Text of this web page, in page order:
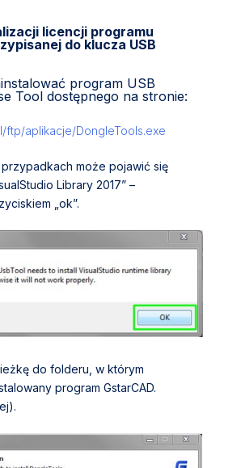
licencji programu
do klucza USB
program USB
Tool dostępnego na stronie:
ftp/aplikacje/DongleTools.exe
może pojawić się
Library 2017”–
„ok”.
do folderu, w którym
program GstarCAD.